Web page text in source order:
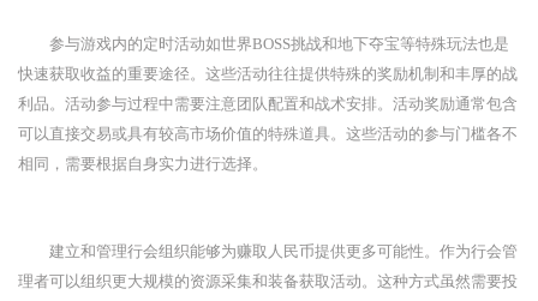
参与游戏内的定时活动如世界BOSS挑战和地下夺宝等特殊玩法也是
快速获取收益的重要途径。这些活动往往提供特殊的奖励机制和丰厚的战
利品。活动参与过程中需要注意团队配置和战术安排。活动奖励通常包含
可以直接交易或具有较高市场价值的特殊道具。这些活动的参与门槛各不
相同，需要根据自身实力进行选择。
建立和管理行会组织能够为赚取人民币提供更多可能性。作为行会管
理者可以组织更大规模的资源采集和装备获取活动。这种方式虽然需要投